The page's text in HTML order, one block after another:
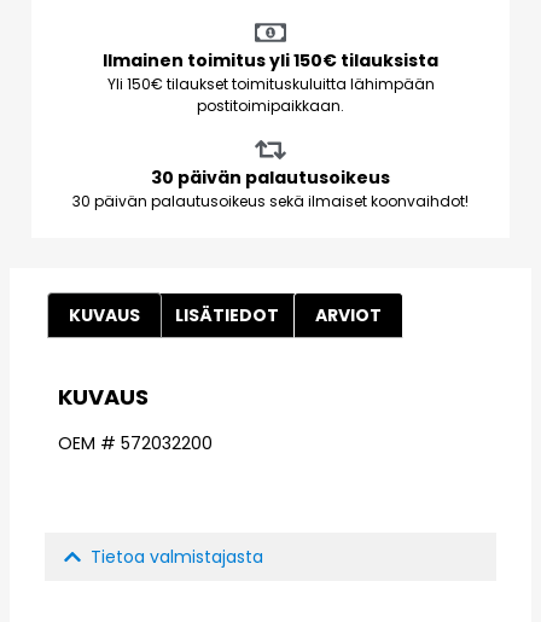
Ilmainen toimitus yli 150€ tilauksista
Yli 150€ tilaukset toimituskuluitta lähimpään
postitoimipaikkaan.
30 päivän palautusoikeus
30 päivän palautusoikeus sekä ilmaiset koonvaihdot!
KUVAUS LISÄTIEDOT ARVIOT
KUVAUS
OEM # 572032200
Tietoa valmistajasta